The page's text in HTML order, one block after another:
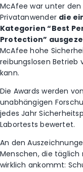
McAfee war unter
Privatanwender die
Kategorien “Best
Protection”
McAfee hohe
reibungslosen Betrieb
kann.
Die Awards werden von
unabhängigen
jedes Jahr
Labortests bewertet.
An den
Menschen, die
wirklich ankommt: